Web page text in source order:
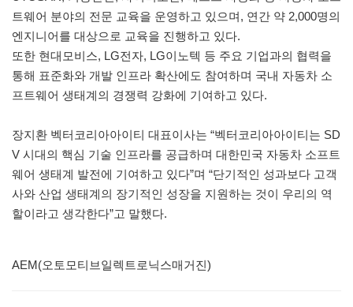
트웨어 분야의 전문 교육을 운영하고 있으며, 연간 약 2,000명의
엔지니어를 대상으로 교육을 진행하고 있다.
또한 현대모비스, LG전자, LG이노텍 등 주요 기업과의 협력을
통해 표준화와 개발 인프라 확산에도 참여하며 국내 자동차 소
프트웨어 생태계의 경쟁력 강화에 기여하고 있다.
장지환 벡터코리아아이티 대표이사는 “벡터코리아아이티는 SD
V 시대의 핵심 기술 인프라를 공급하며 대한민국 자동차 소프트
웨어 생태계 발전에 기여하고 있다”며 “단기적인 성과보다 고객
사와 산업 생태계의 장기적인 성장을 지원하는 것이 우리의 역
할이라고 생각한다”고 말했다.
AEM(오토모티브일렉트로닉스매거진)